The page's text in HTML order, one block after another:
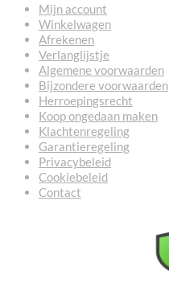
Mijn account
Winkelwagen
Afrekenen
Verlanglijstje
Algemene voorwaarden
Bijzondere voorwaarden
Herroepingsrecht
Koop ongedaan maken
Klachtenregeling
Garantieregeling
Privacybeleid
Cookiebeleid
Contact